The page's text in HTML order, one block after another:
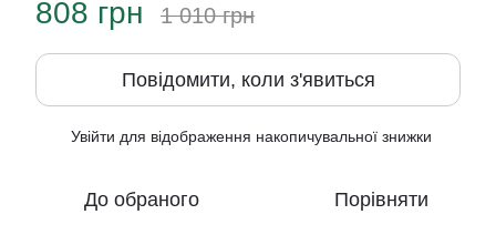
808 грн 1 010 грн
Повідомити, коли з'явиться
Увійти для відображення накопичувальної знижки
До обраного Порівняти